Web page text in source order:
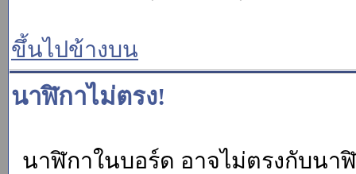
ขึ้นไปข้างบน
นาฬิกาไม่ตรง!
นาฬิกาในบอร์ด อาจไม่ตรงกับน